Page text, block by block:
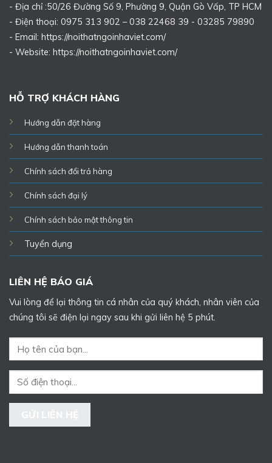
- Địa chỉ :50/26 Đường Số 9, Phường 9, Quận Gò Vấp, TP HCM
- Điện thoại: 0975 313 902 – 038 22468 39 - 03285 79890
- Email: https://noithatngoinhaviet.com/
- Website: https://noithatngoinhaviet.com/
HỖ TRỢ KHÁCH HÀNG
Hướng dẫn đặt hàng
Hướng dẫn thanh toán
Chính sách đổi trả hàng
Chính sách đại lý
Chính sách bảo mật thông tin
Tuyển dụng
LIÊN HỆ BÁO GIÁ
Vui lòng để lại thông tin cá nhân của quý khách, nhân viên của
chúng tôi sẽ điện lại ngay sau khi gửi liên hệ 5 phút.